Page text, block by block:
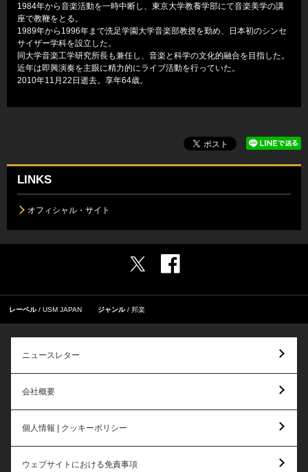
1984年から音楽活動を一時中断し、東京大学教養学部にて音楽美学の講
座で教鞭をとる。
1989年から1996年まで洗足学園大学音楽部教授を勤め、日本初のシンセ
サイザー学科を設立した。
同大学音楽工学研究所長も兼任し、音楽と科学の文化的融合を目指した。
近年は即興演奏を主眼に精力的にライブ活動を行っていた。
2010年11月22日逝去。享年64歳。
LINKS
オフィシャル・サイト
レーベル USM JAPAN ジャンル 邦楽
ニュースレター
会社概要
個人情報 | クッキーポリシー
ウェブサイトにおける免責事項